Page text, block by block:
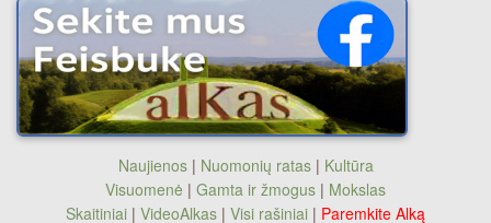
Naujienos| Nuomonių ratas| Kultūra
Visuomenė | Gamta ir žmogus | Mokslas
Skaitiniai | VideoAlkas | Visi rašiniai | Paremkite Alką